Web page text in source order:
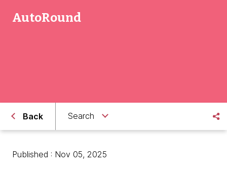
AutoRound
Back Search
Published : Nov 05, 2025